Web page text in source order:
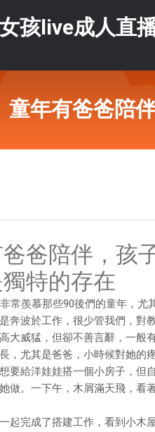
孩live成人直
童年有爸爸陪
爸陪伴，孩
特的存在
常羨慕那些90後們的童年，
奔波於工作，很少管我們，對
大威猛，但卻不善言辭，一般
，尤其是爸爸，小時候對她的
要給洋娃娃搭一個小房子，但
做。一下午，木屑滿天飛，看
起完成了搭建工作，看到小木